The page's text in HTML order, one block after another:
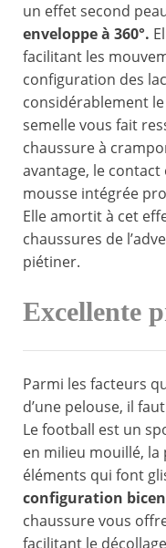
un effet second
enveloppe à 360°.
facilitant les
configuration des
considérablement
semelle vous fait
chaussure à
avantage, le
mousse intégrée
Elle amortit à cet
chaussures de
piétiner.
Excellente
Parmi les facteurs
d’une pelouse, il
Le football est un
en milieu mouillé, la
éléments qui font
configuration
chaussure vous
facilitant le